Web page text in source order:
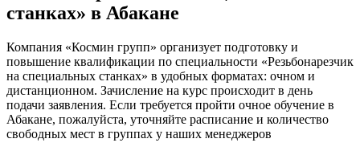
станках» в Абакане
Компания «Космин групп» организует подготовку и
повышение квалификации по специальности «Резьбонарезчик
на специальных станках» в удобных форматах: очном и
дистанционном. Зачисление на курс происходит в день
подачи заявления. Если требуется пройти очное обучение в
Абакане, пожалуйста, уточняйте расписание и количество
свободных мест в группах у наших менеджеров